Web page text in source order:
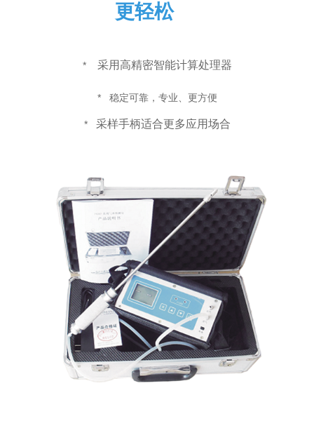
更轻松
* 采用高精密智能计算处理器
* 稳定可靠，专业、更方便
* 采样手柄适合更多应用场合